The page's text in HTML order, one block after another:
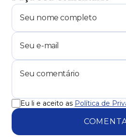
Eu li e aceito as Política de